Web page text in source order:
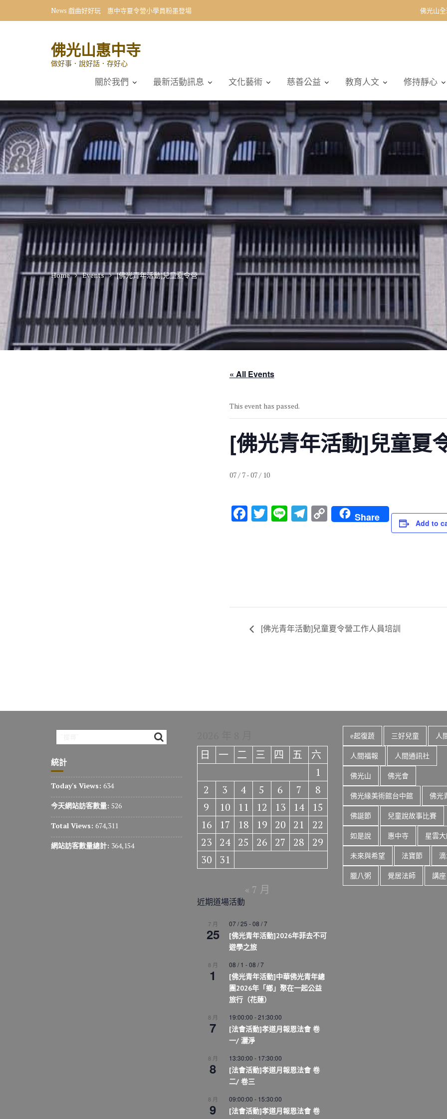
News 戲曲好好玩 惠中寺夏令營小學員粉墨登場 佛光山
佛光山惠中寺
做好事．說好話．存好心
關於我們 最新活動訊息 文化藝術 慈善公益 教育人文 修持靜心
Home Events [佛光青年活動]兒童夏令營
« All Events
This event has passed.
[佛光青年活動]兒童夏
07 / 7-07 / 10
F
o
k
T Li T C
o
k
Share Add to
[佛光青年活動]兒童夏令營工作人員培訓
統計
Today's Views: 634
今天網站訪客數量: 526
Total Views: 674,311
網站訪客數量總計: 364,154
日
一 二 三 四 五
六
1
2
3 4 5 6 7
8
9
10 11 12 13 14
15
16
17 18 19 20 21
22
23
24 25 26 27 28
29
30
31
« 7 月
近期道場活動
7 月
25
07 / 25 -08 / 7
[佛光青年活動]2026年菲去不可
遊學之旅
8 月
1
08 / 1 -08 / 7
[佛光青年活動]中華佛光青年總
團2026年「鄉」聚在一起公益
旅行（花蓮）
8 月
7
19:00:00 -21:30:00
[法會活動]孝道月報恩法會 卷
一/ 灑淨
8 月
8
13:30:00 - 17:30:00
[法會活動]孝道月報恩法會 卷
二/ 卷三
8 月
9
09:00:00 - 15:30:00
[法會活動]孝道月報恩法會 卷
e起復蔬 三好兒童 人
人間福報 人間通訊社
佛光山 佛光會
佛光緣美術館台中館 佛光
佛誕節 兒童說故事比賽
如是說 惠中寺 星雲
未來與希望 法寶節
臘八粥 覺居法師 講座